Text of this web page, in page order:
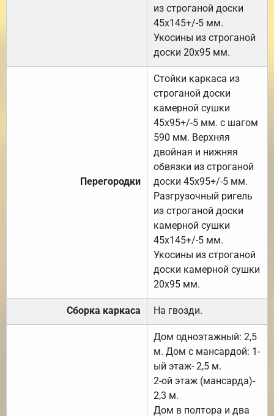
из строганой доски
45х145+/-5 мм.
Укосины из строганой
доски 20х95 мм.
Перегородки
Стойки каркаса из
строганой доски
камерной сушки
45х95+/-5 мм. с шагом
590 мм. Верхняя
двойная и нижняя
обвязки из строганой
доски 45х95+/-5 мм.
Разгрузочный ригель
из строганой доски
камерной сушки
45х145+/-5 мм.
Укосины из строганой
доски камерной сушки
20х95 мм.
Сборка каркаса На гвозди.
Дом одноэтажный: 2,5
м. Дом с мансардой: 1-
ый этаж- 2,5 м.
2-ой этаж (мансарда)-
2,3 м.
Дом в полтора и два